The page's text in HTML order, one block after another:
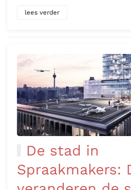
lees verder
De stad in
Spraakmakers: